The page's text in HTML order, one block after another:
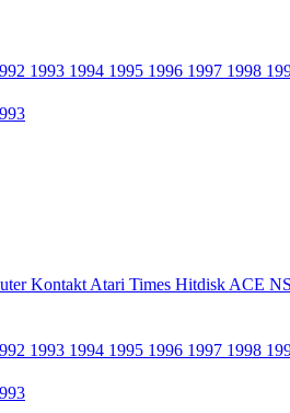
1993 1994 1995 1996 1997 1998
Kontakt Atari Times Hitdisk ACE
1993 1994 1995 1996 1997 1998